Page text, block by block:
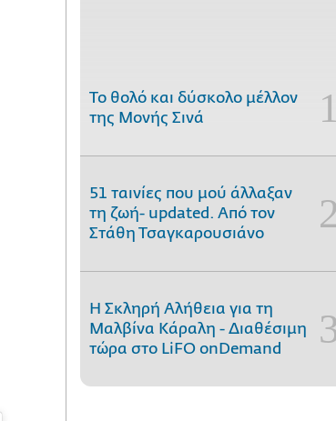
Το θολό και δύσκολο μέλλον
της Μονής Σινά
51 ταινίες που μού άλλαξαν
τη ζωή- updated. Aπό τον
Στάθη Τσαγκαρουσιάνο
Η Σκληρή Αλήθεια για τη
Μαλβίνα Κάραλη - Διαθέσιμη
τώρα στo LiFO onDemand